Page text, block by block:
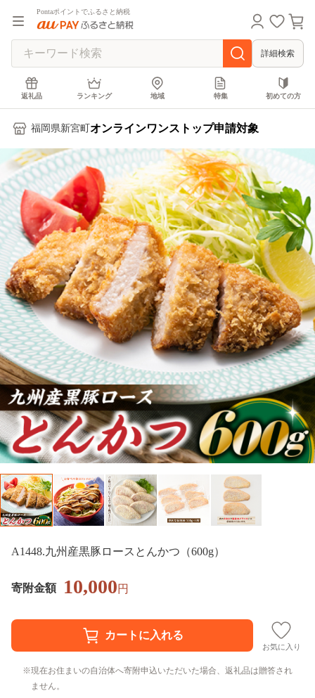
Pontaポイントでふるさと納税
詳細検索
返礼品 ランキング 地域 特集 初めての方
福岡県新宮町 オンラインワンストップ申請対象
A1448.九州産黒豚ロースとんかつ（600g）
寄附金額 10,000円
お気に入り
現在お住まいの自治体へ寄附申込いただいた場合、返礼品は贈答され
ません。